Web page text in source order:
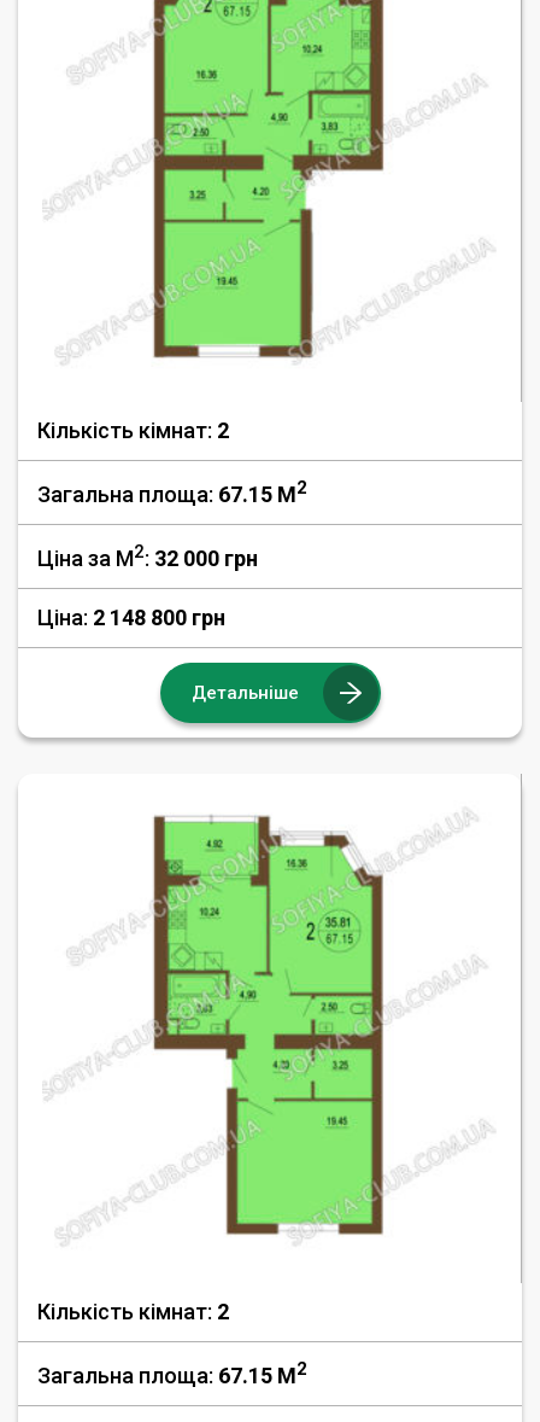
Кількість кімнат: 2
Загальна площа: 67.15 M2
Ціна за М2: 32 000 грн
Ціна: 2 148 800 грн
Детальніше
Кількість кімнат: 2
Загальна площа: 67.15 M2